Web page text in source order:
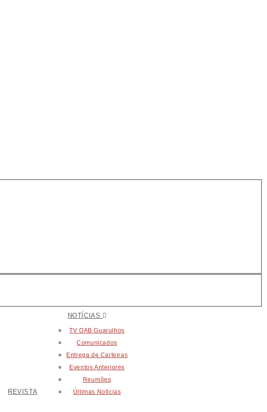
REVISTA
NOTÍCIAS
TV OAB Guarulhos
Comunicados
Entrega de Carteiras
Eventos Anteriores
Reuniões
Últimas Notícias